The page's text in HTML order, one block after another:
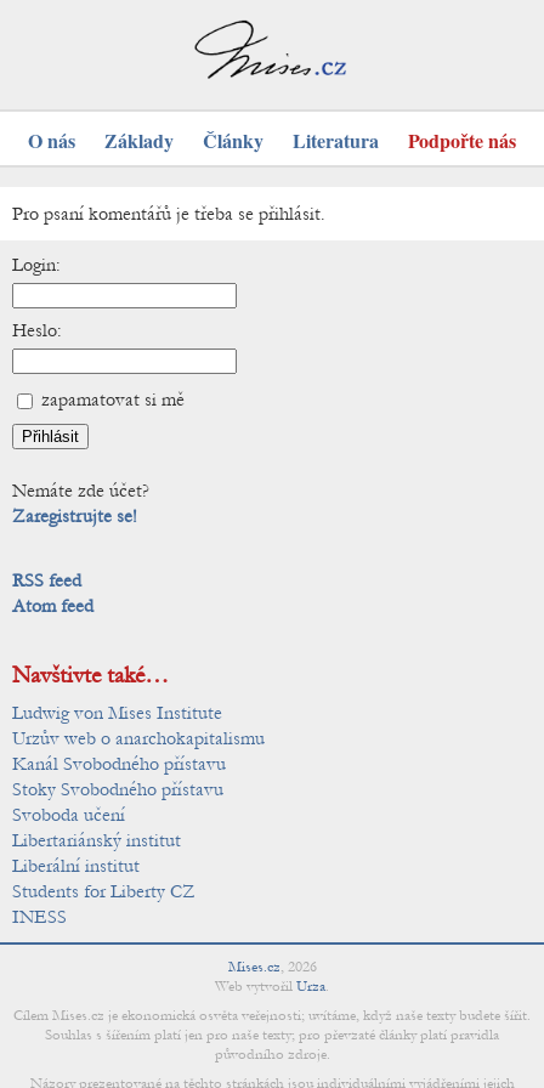
O nás Základy Články Literatura Podpořte nás
Pro psaní komentářů je třeba se přihlásit.
Login:
Heslo:
zapamatovat si mě
Nemáte zde účet?
Zaregistrujte se!
RSS feed
Atom feed
Navštivte také…
Ludwig von Mises Institute
Urzův web o anarchokapitalismu
Kanál Svobodného přístavu
Stoky Svobodného přístavu
Svoboda učení
Libertariánský institut
Liberální institut
Students for Liberty CZ
INESS
Mises.cz, 2026
Web vytvořil Urza.
Cílem Mises.cz je ekonomická osvěta veřejnosti; uvítáme, když naše texty budete šířit.
Souhlas s šířením platí jen pro naše texty; pro převzaté články platí pravidla
původního zdroje.
Názory prezentované na těchto stránkách jsou individuálními vyjádřeními jejich